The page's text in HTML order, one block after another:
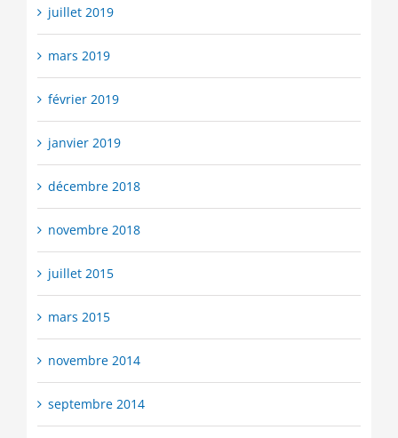
juillet 2019
mars 2019
février 2019
janvier 2019
décembre 2018
novembre 2018
juillet 2015
mars 2015
novembre 2014
septembre 2014